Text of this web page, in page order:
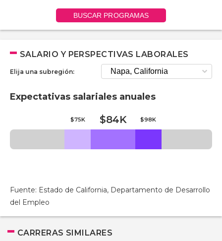
BUSCAR PROGRAMAS
SALARIO Y PERSPECTIVAS LABORALES
Elija una subregión:
Expectativas salariales anuales
$75K $84K $98K
Fuente: Estado de California, Departamento de Desarrollo
del Empleo
CARRERAS SIMILARES